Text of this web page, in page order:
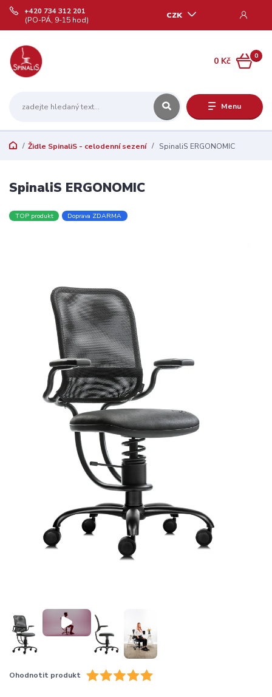
Menu
CZK
+420 734 312 201
(PO-PÁ, 9-15 hod)
0
0 Kč
Židle SpinaliS - celodenní sezení SpinaliS ERGONOMIC
SpinaliS ERGONOMIC
TOP produkt Doprava ZDARMA
Ohodnotit produkt